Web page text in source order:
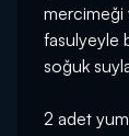
mercimeği
fasulyeyle
soğuk
2 adet